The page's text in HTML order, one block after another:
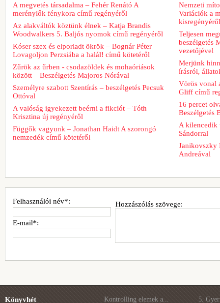
A megvetés társadalma – Fehér Renátó A
merénylők fénykora című regényéről
Az alakváltók köztünk élnek – Katja Brandis
Woodwalkers 5. Baljós nyomok című regényéről
Kóser szex és elporladt ökrök – Bognár Péter
Lovagoljon Perzsiába a halál! című kötetéről
Zűrök az űrben - csodazöldek és mohaóriások
között – Beszélgetés Majoros Nórával
Személyre szabott Szentírás – beszélgetés Pecsuk
Ottóval
A valóság igyekezett beérni a fikciót – Tóth
Krisztina új regényéről
Függők vagyunk – Jonathan Haidt A szorongó
nemzedék című kötetéről
Nemzeti
Variációk a
kisregényéről
Teljesen
beszélgetés
vezetőjével
Merjünk
írásról,
Vörös vonal
Gliff című
16 percet
Beszélgetés
A kilencedik
Sándorral
Janikovszky
Andreával
Hozzászólás szövege:
Felhasználói név*:
E-mail*:
Könyvhét
Kontrolling elemek a...
5.